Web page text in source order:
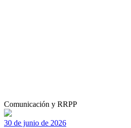
Comunicación y RRPP
30 de junio de 2026